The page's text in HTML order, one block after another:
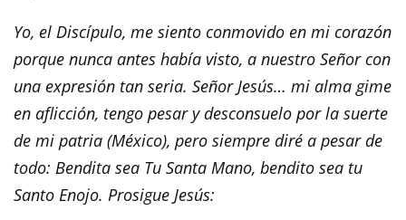
Yo, el Discípulo, me siento conmovido en mi corazón
porque nunca antes había visto, a nuestro Señor con
una expresión tan seria. Señor Jesús… mi alma gime
en aflicción, tengo pesar y desconsuelo por la suerte
de mi patria (México), pero siempre diré a pesar de
todo: Bendita sea Tu Santa Mano, bendito sea tu
Santo Enojo. Prosigue Jesús: